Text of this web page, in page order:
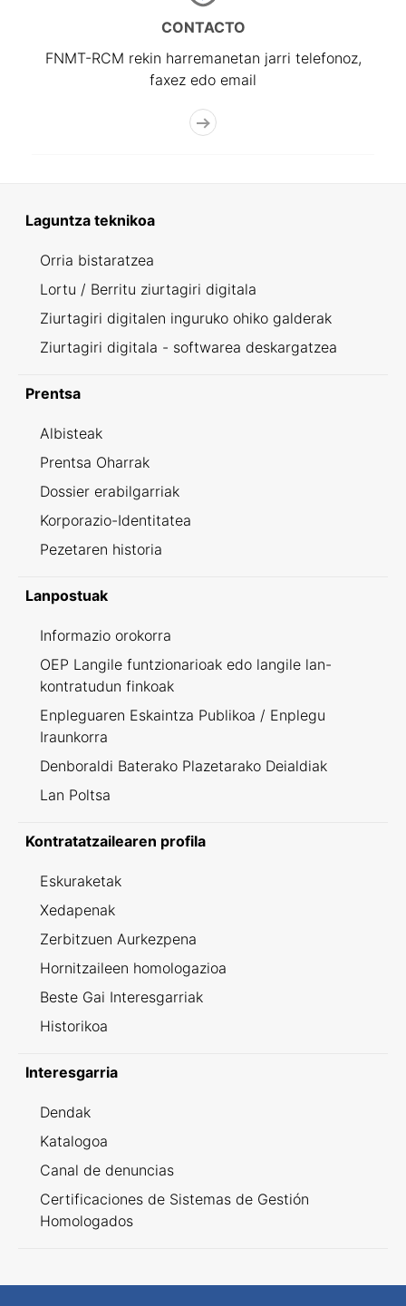
CONTACTO
FNMT-RCM rekin harremanetan jarri telefonoz,
faxez edo email
Laguntza teknikoa
Orria bistaratzea
Lortu / Berritu ziurtagiri digitala
Ziurtagiri digitalen inguruko ohiko galderak
Ziurtagiri digitala - softwarea deskargatzea
Prentsa
Albisteak
Prentsa Oharrak
Dossier erabilgarriak
Korporazio-Identitatea
Pezetaren historia
Lanpostuak
Informazio orokorra
OEP Langile funtzionarioak edo langile lan-
kontratudun finkoak
Enpleguaren Eskaintza Publikoa / Enplegu
Iraunkorra
Denboraldi Baterako Plazetarako Deialdiak
Lan Poltsa
Kontratatzailearen profila
Eskuraketak
Xedapenak
Zerbitzuen Aurkezpena
Hornitzaileen homologazioa
Beste Gai Interesgarriak
Historikoa
Interesgarria
Dendak
Katalogoa
Canal de denuncias
Certificaciones de Sistemas de Gestión
Homologados